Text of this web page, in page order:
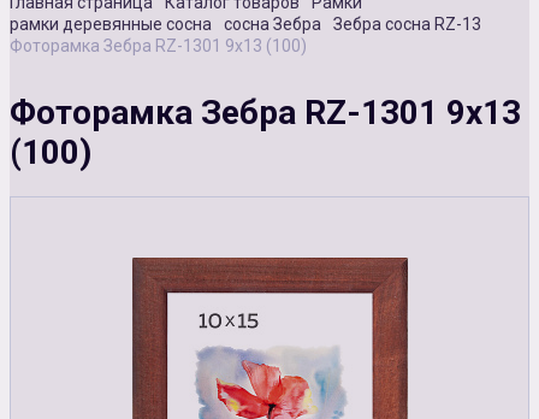
рамки деревянные сосна
сосна Зебра
Зебра сосна RZ-13
Фоторамка Зебра RZ-1301 9х13 (100)
Фоторамка Зебра RZ-1301 9х13
(100)